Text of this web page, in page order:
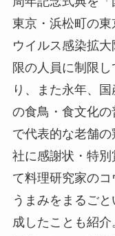
東京・浜松町の
ウイルス感染拡
限の人員に制限
り、また永年、
の食鳥・食文化
で代表的な老舗
社に感謝状・特
て料理研究家の
うまみをまるご
成したことも紹